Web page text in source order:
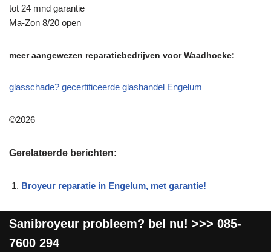
tot 24 mnd garantie
Ma-Zon 8/20 open
meer aangewezen reparatiebedrijven voor Waadhoeke:
glasschade? gecertificeerde glashandel Engelum
©2026
Gerelateerde berichten:
Broyeur reparatie in Engelum, met garantie!
Sanibroyeur probleem? bel nu! >>> 085-
7600 294